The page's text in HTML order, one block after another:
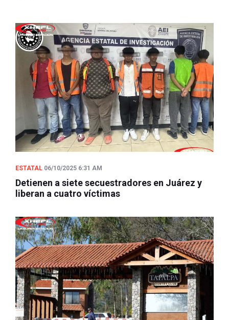
ESTATAL 06/10/2025 6:31 AM
Detienen a siete secuestradores en Juárez y
liberan a cuatro víctimas